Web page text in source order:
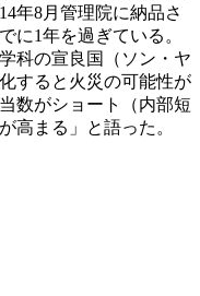
年8月管理院に納品さ
に1年を過ぎている。
科の宣良国（ソン・ヤ
すると火災の可能性が
数がショート（内部短
高まる」と語った。